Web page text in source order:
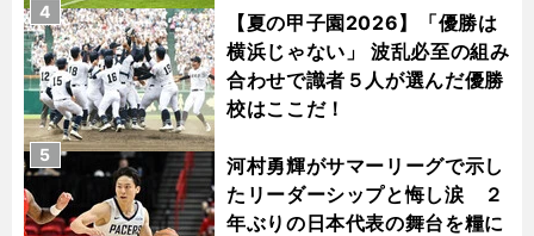
【夏の甲子園2026】「優勝は
横浜じゃない」 波乱必至の組み
合わせで識者５人が選んだ優勝
校はここだ！
4
河村勇輝がサマーリーグで示し
たリーダーシップと悔し涙 ２
年ぶりの日本代表の舞台を糧に
5